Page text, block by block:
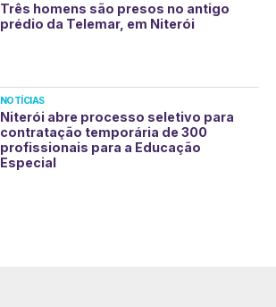
Três homens são presos no antigo
prédio da Telemar, em Niterói
NOTÍCIAS
Niterói abre processo seletivo para
contratação temporária de 300
profissionais para a Educação
Especial